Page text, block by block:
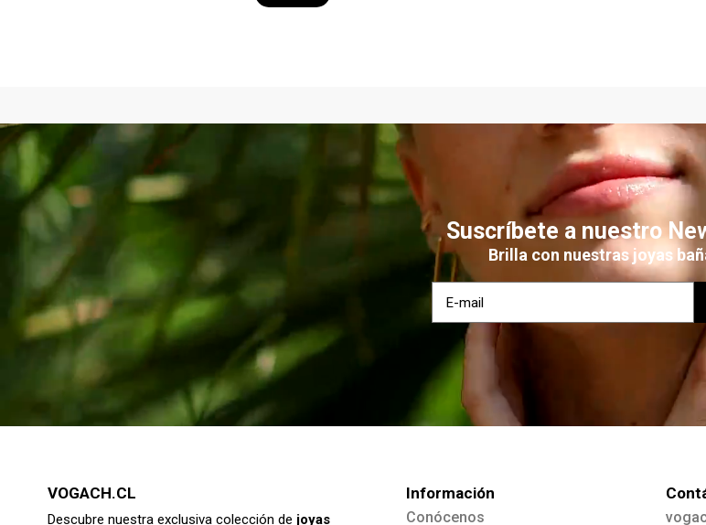
Suscríbete a nuestro
Brilla con nuestras joyas
VOGACH.CL
Descubre nuestra exclusiva colección de joyas
Información
Conócenos